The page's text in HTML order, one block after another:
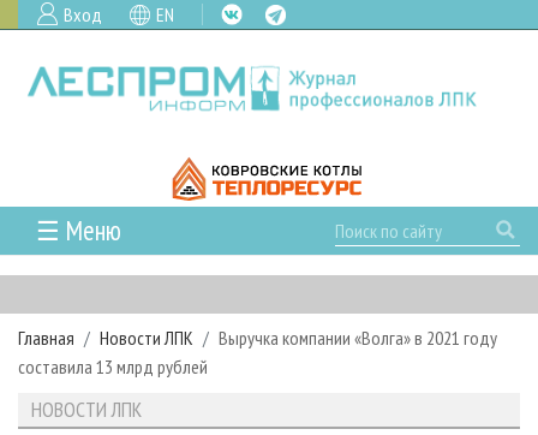
Вход EN
☰ Меню
ГЛАВНАЯ
РУБРИКИ И ТЕМЫ
РУБРИКИ ЖУРНАЛА
НОВОСТИ
ПРОЕКТЫ ЛПИ
Главная Новости ЛПК
Выручка компании «Волга» в 2021 году
составила 13 млрд рублей
НОВОСТИ ЛПК